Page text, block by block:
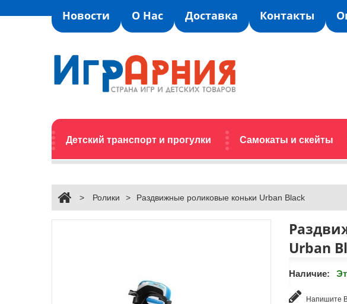
Новости О Нас Доставка Контакты
Детский транспорт и прогулки Самокаты и скейты
> Ролики > Раздвижные роликовые коньки Urban Black
Urban
Наличие:
Напишите